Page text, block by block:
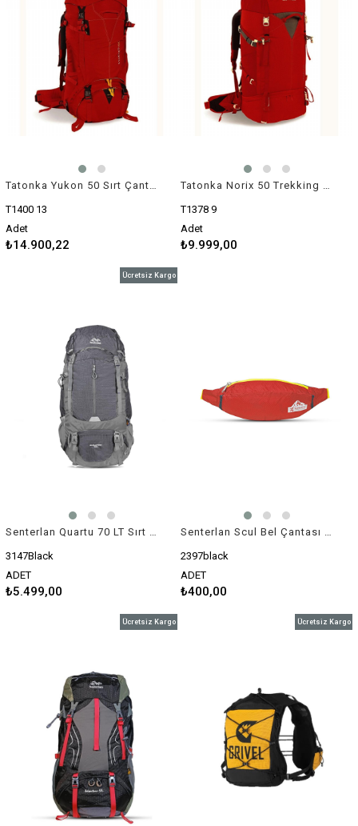
Tatonka Yukon 50 Sırt Çantası
T1400 13
Adet
₺14.900,22
Tatonka Norix 50 Trekking Sırt Çantası
T1378 9
Adet
₺9.999,00
3147Black
ADET
₺5.499,00
Ücretsiz Kargo
2397black
ADET
₺400,00
Ücretsiz Kargo Ücretsiz Kargo